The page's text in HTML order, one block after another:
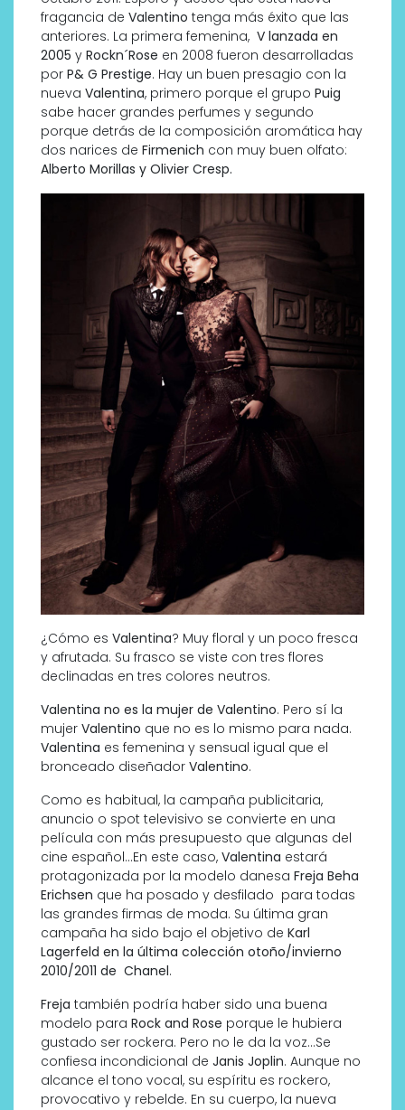
fragancia de Valentino tenga más éxito que las
anteriores. La primera femenina, V lanzada en
2005 y Rockn´Rose en 2008 fueron desarrolladas
por P& G Prestige. Hay un buen presagio con la
nueva Valentina, primero porque el grupo Puig
sabe hacer grandes perfumes y segundo
porque detrás de la composición aromática hay
dos narices de Firmenich con muy buen olfato:
Alberto Morillas y Olivier Cresp.
¿Cómo es Valentina? Muy floral y un poco fresca
y afrutada. Su frasco se viste con tres flores
declinadas en tres colores neutros.
Valentina no es la mujer de Valentino. Pero sí la
mujer Valentino que no es lo mismo para nada.
Valentina es femenina y sensual igual que el
bronceado diseñador Valentino.
Como es habitual, la campaña publicitaria,
anuncio o spot televisivo se convierte en una
película con más presupuesto que algunas del
cine español…En este caso, Valentina estará
protagonizada por la modelo danesa Freja Beha
Erichsen que ha posado y desfilado para todas
las grandes firmas de moda. Su última gran
campaña ha sido bajo el objetivo de Karl
Lagerfeld en la última colección otoño/invierno
2010/2011 de Chanel.
Freja también podría haber sido una buena
modelo para Rock and Rose porque le hubiera
gustado ser rockera. Pero no le da la voz…Se
confiesa incondicional de Janis Joplin. Aunque no
alcance el tono vocal, su espíritu es rockero,
provocativo y rebelde. En su cuerpo, la nueva